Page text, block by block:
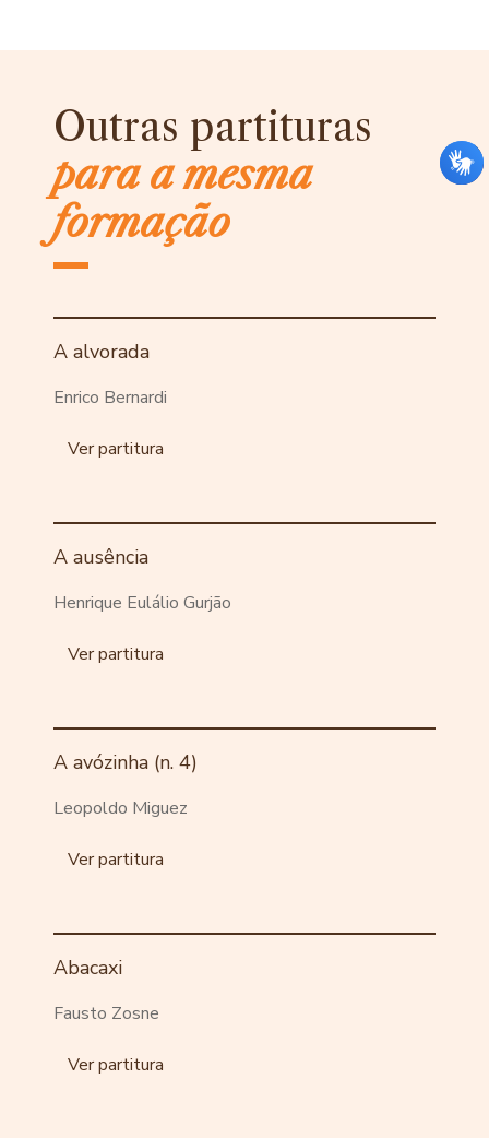
Outras partituras
para a mesma
formação
A alvorada
Enrico Bernardi
Ver partitura
A ausência
Henrique Eulálio Gurjão
Ver partitura
A avózinha (n. 4)
Leopoldo Miguez
Ver partitura
Abacaxi
Fausto Zosne
Ver partitura